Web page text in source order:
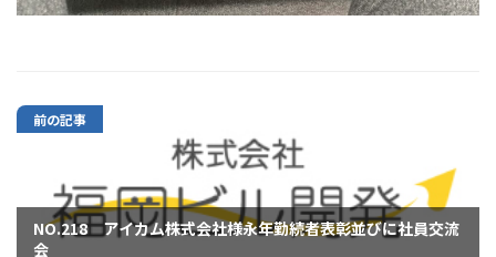
前の記事
NO.218 アイカム株式会社様永年勤続者表彰並びに社員交流
会